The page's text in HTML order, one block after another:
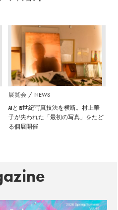
展覧会 NEWS
AIと19世紀写真技法を横断。村上華
子が失われた「最初の写真」をたど
る個展開催